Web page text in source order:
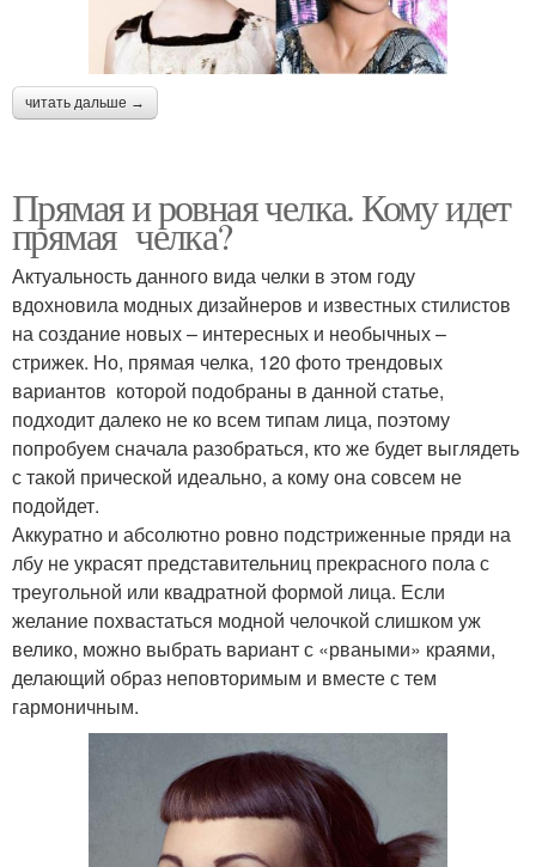
читать дальше →
Прямая и ровная челка. Кому идет
прямая челка?
Актуальность данного вида челки в этом году
вдохновила модных дизайнеров и известных стилистов
на создание новых – интересных и необычных –
стрижек. Но, прямая челка, 120 фото трендовых
вариантов которой подобраны в данной статье,
подходит далеко не ко всем типам лица, поэтому
попробуем сначала разобраться, кто же будет выглядеть
с такой прической идеально, а кому она совсем не
подойдет.
Аккуратно и абсолютно ровно подстриженные пряди на
лбу не украсят представительниц прекрасного пола с
треугольной или квадратной формой лица. Если
желание похвастаться модной челочкой слишком уж
велико, можно выбрать вариант с «рваными» краями,
делающий образ неповторимым и вместе с тем
гармоничным.